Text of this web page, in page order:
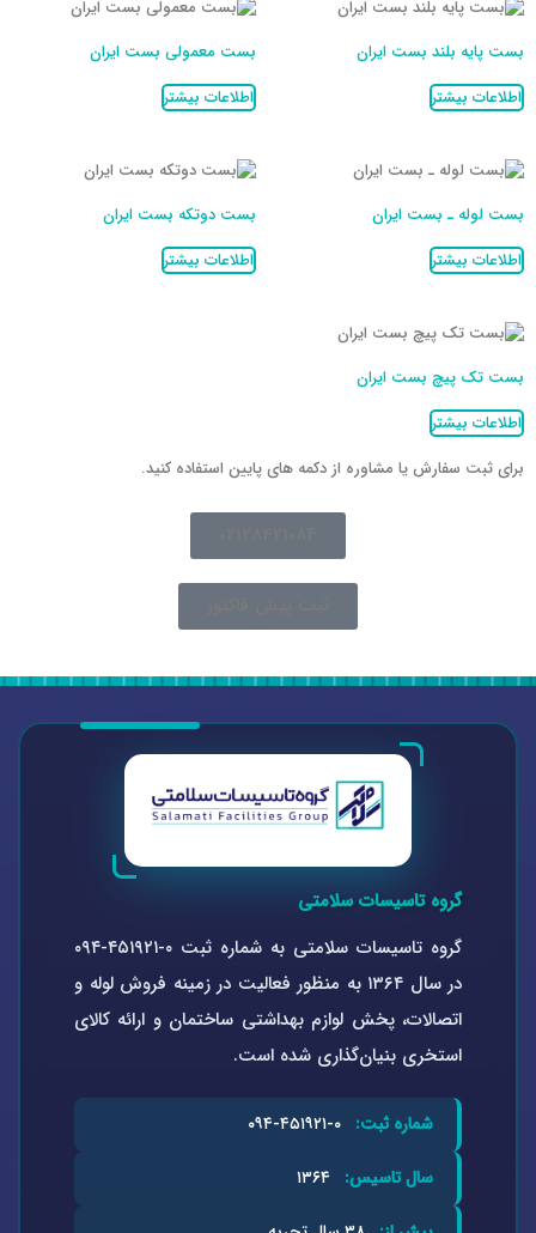
بست پایه بلند بست ایران
اطلاعات بیشتر
بست معمولی بست ایران
اطلاعات بیشتر
بست لوله ـ بست ایران
اطلاعات بیشتر
بست دوتکه بست ایران
اطلاعات بیشتر
بست تک پیچ بست ایران
اطلاعات بیشتر
برای ثبت سفارش یا مشاوره از دکمه های پایین استفاده کنید.
گروه تاسیسات سلامتی
گروه تاسیسات سلامتی به شماره ثبت ۰-۴۵۱۹۲۱-۰۹۴
در سال ۱۳۶۴ به منظور فعالیت در زمینه فروش لوله و
اتصالات، پخش لوازم بهداشتی ساختمان و ارائه کالای
استخری بنیان‌گذاری شده است.
شماره ثبت:
سال تاسیس: